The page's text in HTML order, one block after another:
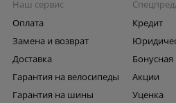
Наш сервис
Оплата
Замена и возврат
Доставка
Гарантия на велосипеды
Гарантия на шины
Кредит
Акции
Уценка